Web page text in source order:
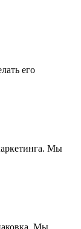
его
Мы